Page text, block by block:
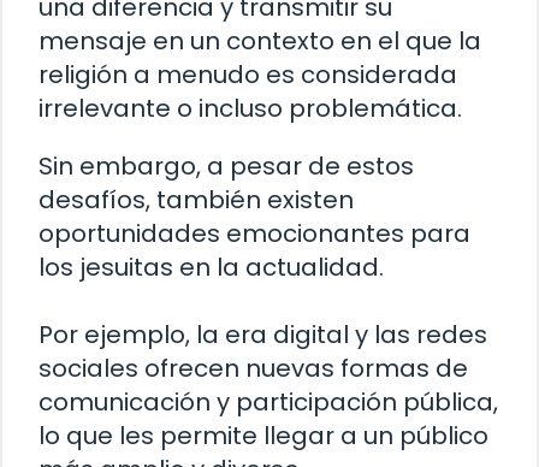
una diferencia y transmitir su
mensaje en un contexto en el que la
religión a menudo es considerada
irrelevante o incluso problemática.
Sin embargo, a pesar de estos
desafíos, también existen
oportunidades emocionantes para
los jesuitas en la actualidad.
Por ejemplo, la era digital y las redes
sociales ofrecen nuevas formas de
comunicación y participación pública,
lo que les permite llegar a un público